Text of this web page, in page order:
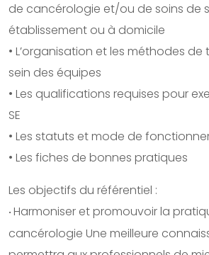
de cancérologie et/ou de soins de
établissement ou à domicile
• L’organisation et les méthodes de
sein des équipes
• Les qualifications requises pour
SE
• Les statuts et mode de
• Les fiches de bonnes pratiques
Les objectifs du référentiel :
• Harmoniser et promouvoir la
cancérologie Une meilleure